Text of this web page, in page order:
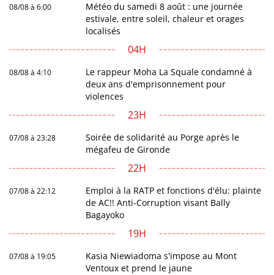
08/08 à 6:00
Météo du samedi 8 août : une journée
estivale, entre soleil, chaleur et orages
localisés
04H
08/08 à 4:10
Le rappeur Moha La Squale condamné à
deux ans d'emprisonnement pour
violences
23H
07/08 à 23:28
Soirée de solidarité au Porge après le
mégafeu de Gironde
22H
07/08 à 22:12
Emploi à la RATP et fonctions d'élu: plainte
de AC!! Anti-Corruption visant Bally
Bagayoko
19H
07/08 à 19:05
Kasia Niewiadoma s'impose au Mont
Ventoux et prend le jaune